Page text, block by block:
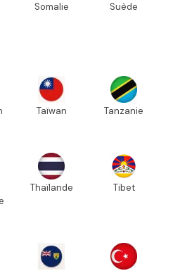
Somalie Suède
Taïwan Tanzanie
Thaïlande Tibet